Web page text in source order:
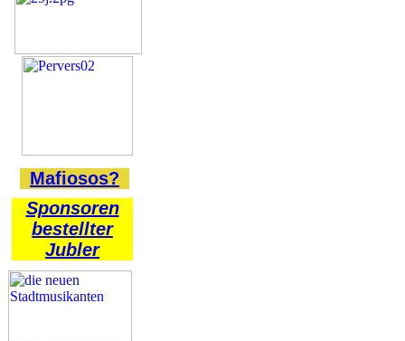
Mafiosos?
Sponsoren
bestellter
Jubler